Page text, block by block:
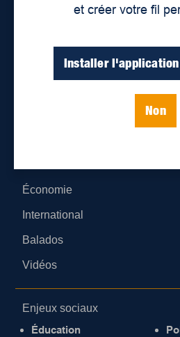
et créer votre fil
Installer l'application
Non
Économie
International
Balados
Vidéos
Enjeux sociaux
Éducation